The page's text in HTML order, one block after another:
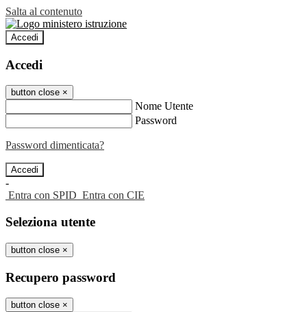
Salta al contenuto
Accedi
Accedi
button close ×
Nome Utente
Password
Password dimenticata?
-
Entra con SPID Entra con CIE
Seleziona utente
button close ×
Recupero password
button close ×